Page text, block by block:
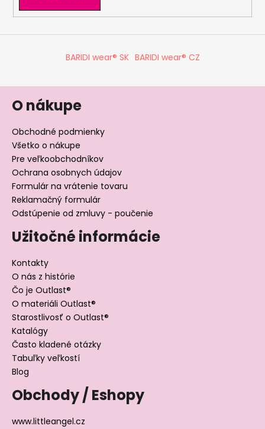
BARIDI wear® SK BARIDI wear® CZ
O nákupe
Obchodné podmienky
Všetko o nákupe
Pre veľkoobchodníkov
Ochrana osobnych údajov
Formulár na vrátenie tovaru
Reklamačný formulár
Odstúpenie od zmluvy - poučenie
Užitočné informácie
Kontakty
O nás z histórie
Čo je Outlast®
O materiáli Outlast®
Starostlivosť o Outlast®
Katalógy
Často kladené otázky
Tabuľky veľkostí
Blog
Obchody / Eshopy
www.littleangel.cz